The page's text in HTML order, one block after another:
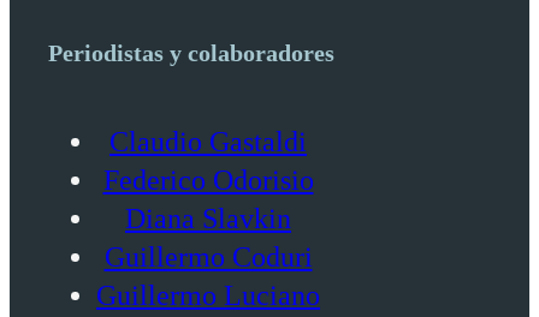
Periodistas y colaboradores
Claudio Gastaldi
Federico Odorisio
Diana Slavkin
Guillermo Coduri
Guillermo Luciano